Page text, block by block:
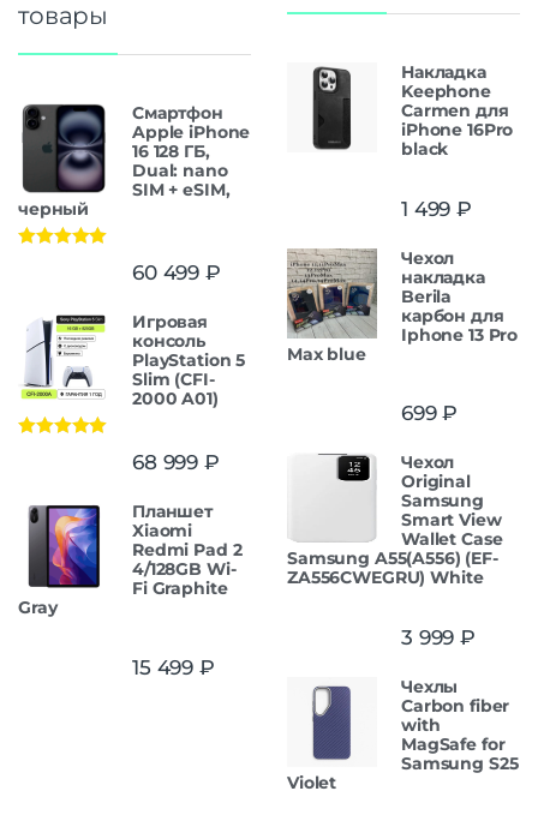
товары
Смартфон
Apple iPhone
16 128 ГБ,
Dual: nano
SIM + eSIM,
черный
60 499 ₽
Игровая
консоль
PlayStation 5
Slim (CFI-
2000 A01)
68 999 ₽
Планшет
Xiaomi
Redmi Pad 2
4/128GB Wi-
Fi Graphite
Gray
15 499 ₽
Накладка
Keephone
Carmen для
iPhone 16Pro
black
1 499 ₽
Чехол
накладка
Berila
карбон для
Iphone 13 Pro
Max blue
699₽
Чехол
Original
Samsung
Smart View
Wallet Case
Samsung A55(A556) (EF-
ZA556CWEGRU) White
3 999 ₽
Чехлы
Carbon fiber
with
MagSafe for
Samsung S25
Violet